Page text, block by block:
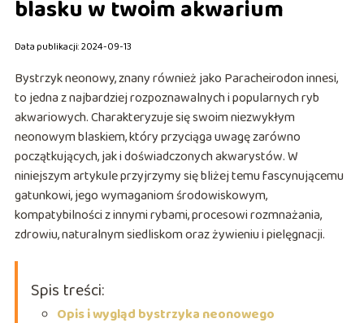
blasku w twoim akwarium
Data publikacji: 2024-09-13
Bystrzyk neonowy, znany również jako Paracheirodon innesi,
to jedna z najbardziej rozpoznawalnych i popularnych ryb
akwariowych. Charakteryzuje się swoim niezwykłym
neonowym blaskiem, który przyciąga uwagę zarówno
początkujących, jak i doświadczonych akwarystów. W
niniejszym artykule przyjrzymy się bliżej temu fascynującemu
gatunkowi, jego wymaganiom środowiskowym,
kompatybilności z innymi rybami, procesowi rozmnażania,
zdrowiu, naturalnym siedliskom oraz żywieniu i pielęgnacji.
Spis treści:
Opis i wygląd bystrzyka neonowego